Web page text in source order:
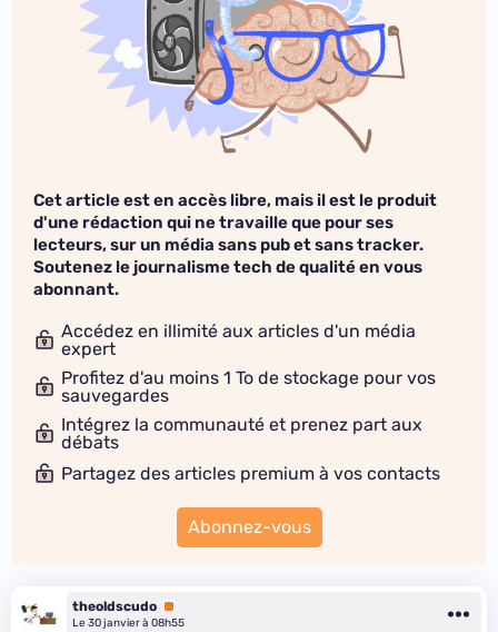
Cet article est en accès libre, mais il est le produit
d'une rédaction qui ne travaille que pour ses
lecteurs, sur un média sans pub et sans tracker.
Soutenez le journalisme tech de qualité en vous
abonnant.
Accédez en illimité aux articles d'un média
expert
Profitez d'au moins 1 To de stockage pour vos
sauvegardes
Intégrez la communauté et prenez part aux
débats
Partagez des articles premium à vos contacts
Abonnez-vous
theoldscudo Premium
Le 30 janvier à 08h55